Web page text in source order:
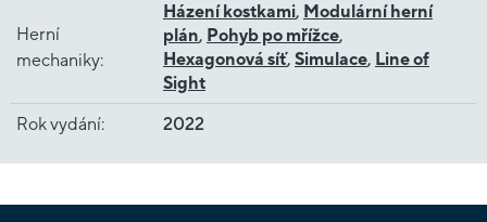
Herní
mechaniky:
Házení kostkami, Modulární herní
plán, Pohyb po mřížce,
Hexagonová síť, Simulace, Line of
Sight
Rok vydání: 2022